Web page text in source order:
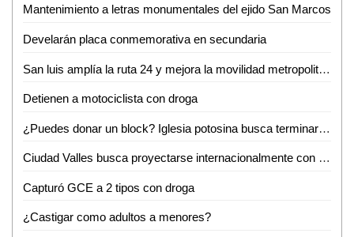
Mantenimiento a letras monumentales del ejido San Marcos
Develarán placa conmemorativa en secundaria
San luis amplía la ruta 24 y mejora la movilidad metropolitana
Detienen a motociclista con droga
¿Puedes donar un block? Iglesia potosina busca terminar su centro administrativo en Valles
Ciudad Valles busca proyectarse internacionalmente con evento de ganado Brahman
Capturó GCE a 2 tipos con droga
¿Castigar como adultos a menores?